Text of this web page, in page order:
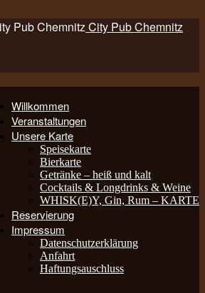
City Pub Chemnitz
Willkommen
Veranstaltungen
Unsere Karte
Speisekarte
Bierkarte
Getränke – heiß und kalt
Cocktails & Longdrinks & Weine
WHISK(E)Y, Gin, Rum – KARTE
Reservierung
Impressum
Datenschutzerklärung
Anfahrt
Haftungsauschluss